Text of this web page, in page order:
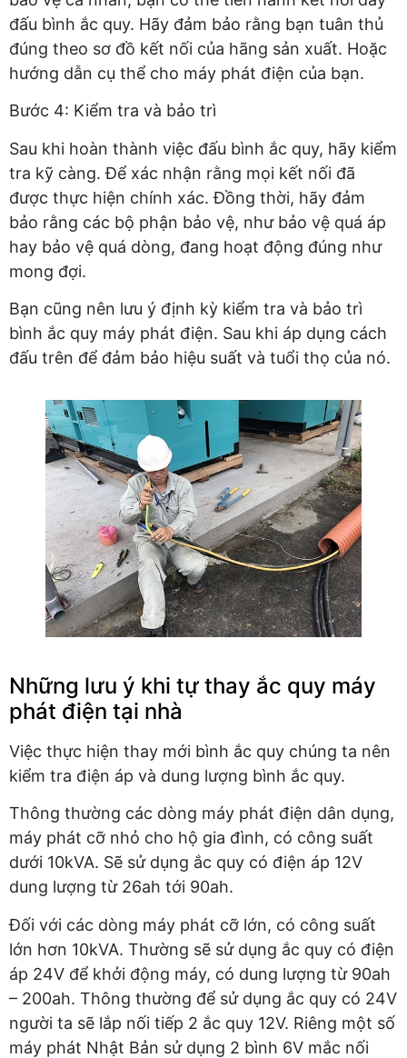
đấu bình ắc quy. Hãy đảm bảo rằng bạn tuân thủ
đúng theo sơ đồ kết nối của hãng sản xuất. Hoặc
hướng dẫn cụ thể cho máy phát điện của bạn.
Bước 4: Kiểm tra và bảo trì
Sau khi hoàn thành việc đấu bình ắc quy, hãy kiểm
tra kỹ càng. Để xác nhận rằng mọi kết nối đã
được thực hiện chính xác. Đồng thời, hãy đảm
bảo rằng các bộ phận bảo vệ, như bảo vệ quá áp
hay bảo vệ quá dòng, đang hoạt động đúng như
mong đợi.
Bạn cũng nên lưu ý định kỳ kiểm tra và bảo trì
bình ắc quy máy phát điện. Sau khi áp dụng cách
đấu trên để đảm bảo hiệu suất và tuổi thọ của nó.
Những lưu ý khi tự thay ắc quy máy
phát điện tại nhà
Việc thực hiện thay mới bình ắc quy chúng ta nên
kiểm tra điện áp và dung lượng bình ắc quy.
Thông thường các dòng máy phát điện dân dụng,
máy phát cỡ nhỏ cho hộ gia đình, có công suất
dưới 10kVA. Sẽ sử dụng ắc quy có điện áp 12V
dung lượng từ 26ah tới 90ah.
Đối với các dòng máy phát cỡ lớn, có công suất
lớn hơn 10kVA. Thường sẽ sử dụng ắc quy có điện
áp 24V để khởi động máy, có dung lượng từ 90ah
– 200ah. Thông thường để sử dụng ắc quy có 24V
người ta sẽ lắp nối tiếp 2 ắc quy 12V. Riêng một số
máy phát Nhật Bản sử dụng 2 bình 6V mắc nối